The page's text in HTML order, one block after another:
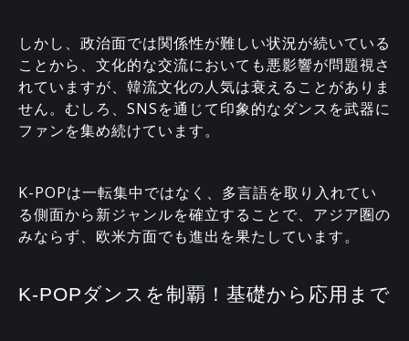
しかし、政治面では関係性が難しい状況が続いている
ことから、文化的な交流においても悪影響が問題視さ
れていますが、韓流文化の人気は衰えることがありま
せん。むしろ、SNSを通じて印象的なダンスを武器に
ファンを集め続けています。
K-POPは一転集中ではなく、多言語を取り入れてい
る側面から新ジャンルを確立することで、アジア圏の
みならず、欧米方面でも進出を果たしています。
K-POPダンスを制覇！基礎から応用まで